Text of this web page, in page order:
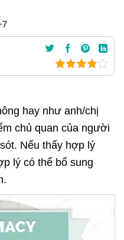
hay như anh/chị
chủ quan của người
Nếu thấy hợp lý
lý có thể bổ sung